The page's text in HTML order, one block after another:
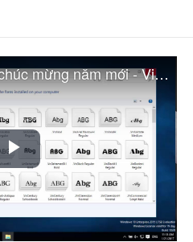
Play
Video
Cách viết chữ ông đồ chúc mừng năm mới - Viết chữ thư pháp